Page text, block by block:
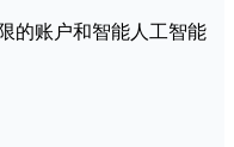
的账户和智能人工智能